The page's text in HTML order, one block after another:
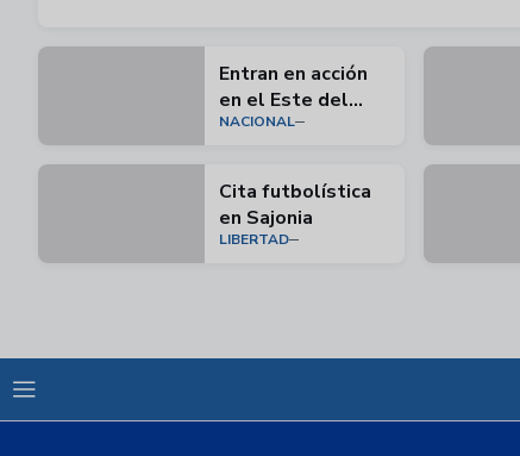
Entran en acción
en el Este del
país
NACIONAL
Cita futbolística
en Sajonia
LIBERTAD